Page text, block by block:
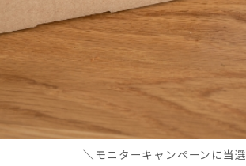
＼ モニターキャンペーンに当選